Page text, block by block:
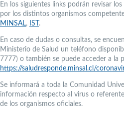
En los siguientes links podrán revisar
por los distintos organismos
MINSAL, IST .
En caso de dudas o consultas, se
Ministerio de Salud un teléfono
7777) o también se puede acceder a la
https://saludresponde.minsal.cl/
Se informará a toda la Comunidad
información respecto al virus o
de los organismos oficiales.